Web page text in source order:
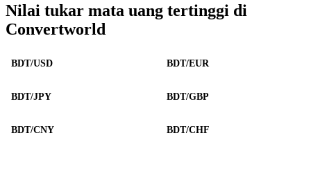
Nilai tukar mata uang tertinggi di
Convertworld
BDT/USD BDT/EUR
BDT/JPY BDT/GBP
BDT/CNY BDT/CHF